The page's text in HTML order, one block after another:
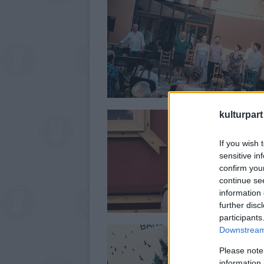
If you wish
sensitive
confirm
continue
information
further
Please